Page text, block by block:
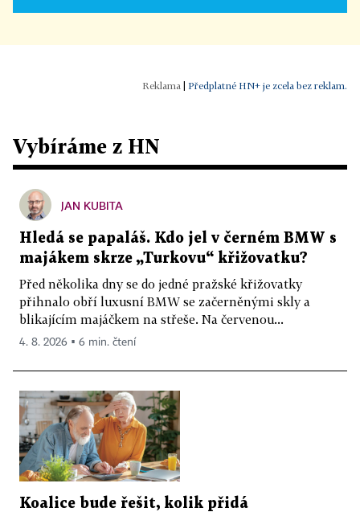
Předplatné HN+ je zcela bez reklam.
Vybíráme z HN
JAN KUBITA
Hledá se papaláš. Kdo jel v černém BMW s
majákem skrze „Turkovu“ křižovatku?
Před několika dny se do jedné pražské křižovatky
přihnalo obří luxusní BMW se začerněnými skly a
blikajícím majáčkem na střeše. Na červenou...
4. 8. 2026 ▪ 6 min. čtení
Koalice bude řešit, kolik přidá